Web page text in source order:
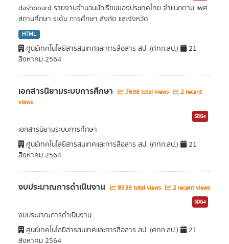
dashboard รายงานจำนวนนักเรียนของประเทศไทย จำแนกตาม เพศ
สถานศึกษา ระดับ การศึกษา สังกัด และจังหวัด
HTML
ศูนย์เทคโนโลยีสารสนเทศและการสื่อสาร สป. (ศทก.สป.)
21
สิงหาคม 2564
เอกสารนิยามระบบการศึกษา 7698 total views
2 recent
views
SDG4
เอกสารนิยามระบบการศึกษา
ศูนย์เทคโนโลยีสารสนเทศและการสื่อสาร สป. (ศทก.สป.)
21
สิงหาคม 2564
งบประมาณการดำเนินงาน 8339 total views 2 recent views
SDG4
งบประมาณการดำเนินงาน
ศูนย์เทคโนโลยีสารสนเทศและการสื่อสาร สป. (ศทก.สป.)
21
สิงหาคม 2564